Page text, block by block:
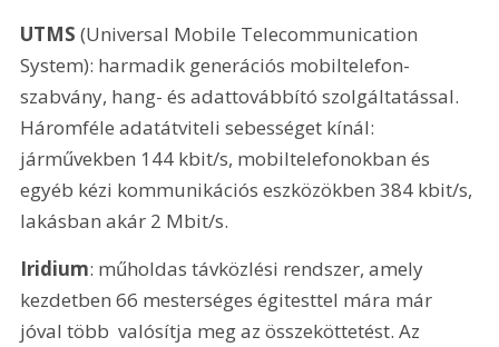
UTMS (Universal Mobile Telecommunication
System): harmadik generációs mobiltelefon-
szabvány, hang- és adattovábbító szolgáltatással.
Háromféle adatátviteli sebességet kínál:
járművekben 144 kbit/s, mobiltelefonokban és
egyéb kézi kommunikációs eszközökben 384 kbit/s,
lakásban akár 2 Mbit/s.
Iridium: műholdas távközlési rendszer, amely
kezdetben 66 mesterséges égitesttel mára már
jóval több  valósítja meg az összeköttetést. Az